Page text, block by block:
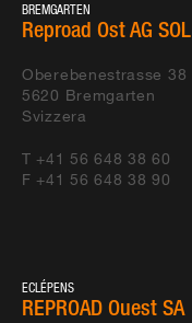
BREMGARTEN
Reproad Ost AG SOL
Oberebenestrasse 38
5620 Bremgarten
Svizzera
T +41 56 648 38 60
F +41 56 648 38 90
ECLÉPENS
REPROAD Ouest SA